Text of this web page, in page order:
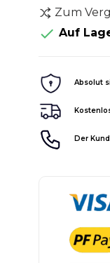
Zum
 Auf
Absolut
Der